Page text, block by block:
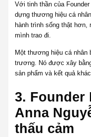
Với tinh thần của
dựng thương hiệu cá
hành trình sống thật
mình trao đi.
Một thương hiệu cá
trương. Nó được xây
sản phẩm và kết quả
3. Founder
Anna
thấu cảm